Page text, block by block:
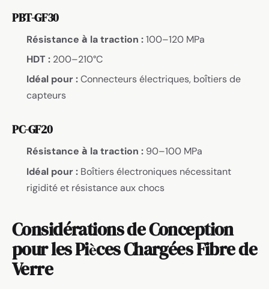
PBT-GF30
Résistance à la traction :100–120 MPa
HDT : 200–210°C
Idéal pour :Connecteurs électriques, boîtiers de
capteurs
PC-GF20
Résistance à la traction : 90–100 MPa
Idéal pour : Boîtiers électroniques nécessitant
rigidité et résistance aux chocs
Considérations de Conception
pour les Pièces Chargées Fibre de
Verre